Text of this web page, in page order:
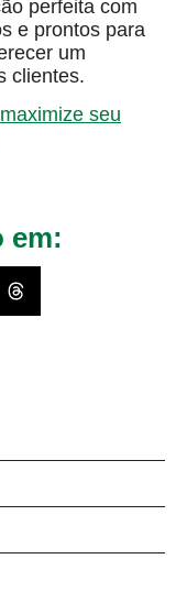
perfeita com
e prontos para
um
clientes.
seu
em: